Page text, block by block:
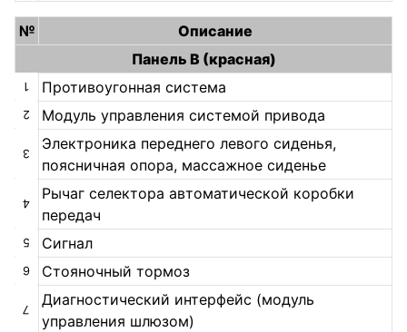
№
Описание
Панель B (красная)
1 Противоугонная система
2 Модуль управления системой привода
3
Электроника переднего левого сиденья,
поясничная опора, массажное сиденье
4
Рычаг селектора автоматической коробки
передач
5 Сигнал
6 Стояночный тормоз
7
Диагностический интерфейс (модуль
управления шлюзом)